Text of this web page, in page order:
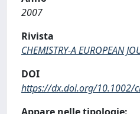
2007
Rivista
CHEMISTRY-A EUROPEAN
DOI
https://dx.doi.org/10.1002/